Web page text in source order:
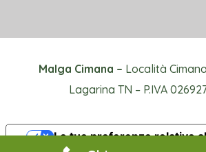
Malga Cimana – Località
Lagarina TN – P.IVA
Le tue preferenze relative